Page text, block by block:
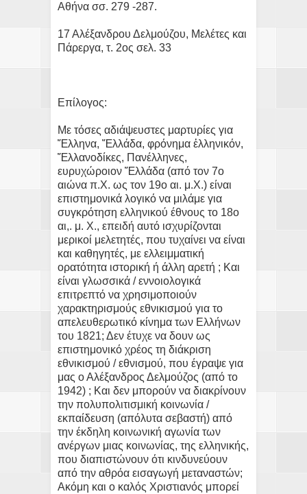
Αθήνα σσ. 279 -287.
17 Αλέξανδρου Δελμούζου, Μελέτες και
Πάρεργα, τ. 2ος σελ. 33
Επίλογος:
Με τόσες αδιάψευστες μαρτυρίες για
Ἕλληνα, Ἕλλάδα, φρόνημα ἑλληνικόν,
Ἕλλανοδίκες, Πανέλληνες,
ευρυχώροιον Ἕλλάδα (από τον 7ο
αιώνα π.Χ. ως τον 19ο αι. μ.Χ.) είναι
επιστημονικά λογικό να μιλάμε για
συγκρότηση ελληνικού έθνους το 18ο
αι,. μ. Χ., επειδή αυτό ισχυρίζονται
μερικοί μελετητές, που τυχαίνει να είναι
και καθηγητές, με ελλειμματική
ορατότητα ιστορική ή άλλη αρετή ; Και
είναι γλωσσικά / εννοιολογικά
επιτρεπτό να χρησιμοποιούν
χαρακτηρισμούς εθνικισμού για το
απελευθερωτικό κίνημα των Ελλήνων
του 1821; Δεν έτυχε να δουν ως
επιστημονικό χρέος τη διάκριση
εθνικισμού / εθνισμού, που έγραψε για
μας ο Αλέξανδρος Δελμούζος (από το
1942) ; Και δεν μπορούν να διακρίνουν
την πολυπολιτισμική κοινωνία /
εκπαίδευση (απόλυτα σεβαστή) από
την έκδηλη κοινωνική αγωνία των
ανέργων μιας κοινωνίας, της ελληνικής,
που διαπιστώνουν ότι κινδυνεύουν
από την αθρόα εισαγωγή μεταναστών;
Ακόμη και ο καλός Χριστιανός μπορεί